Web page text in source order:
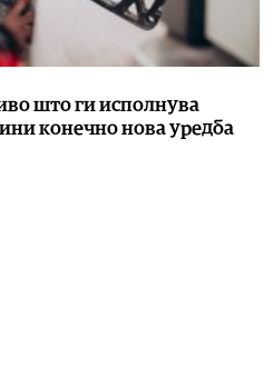
што ги исполнува
конечно нова уредба